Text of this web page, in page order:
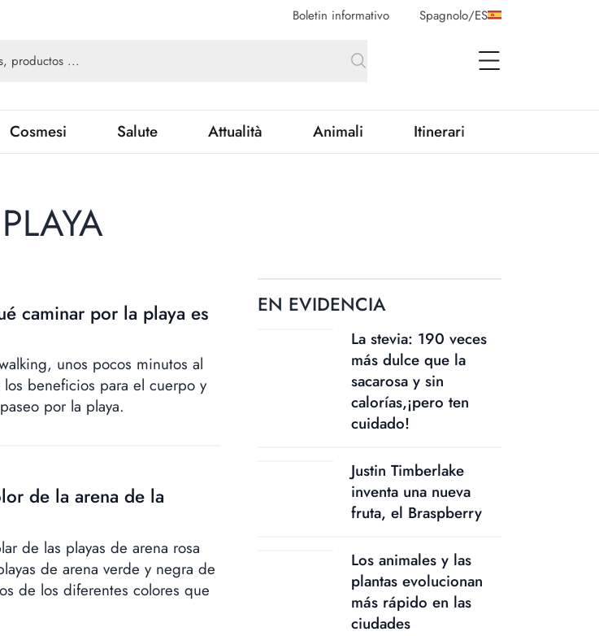
Boletin informativo Spagnolo/ES
open Menu
Cosmesi Salute Attualità Animali Itinerari
PLAYA
caminar por la playa es
unos pocos minutos al
beneficios para el cuerpo y
por la playa.
de la arena de la
de las playas de arena rosa
de arena verde y negra de
de los diferentes colores que
EN EVIDENCIA
La stevia: 190 veces
más dulce que la
sacarosa y sin
calorías,¡pero ten
cuidado!
Justin Timberlake
inventa una nueva
fruta, el Braspberry
Los animales y las
plantas evolucionan
más rápido en las
ciudades